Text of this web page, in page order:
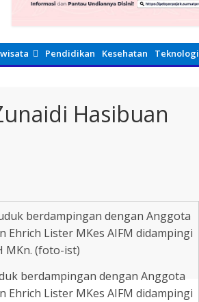
Pendidikan Kesehatan Teknologi
Hasibuan
berdampingan dengan Anggota
Ehrich Lister MKes AIFM didampingi